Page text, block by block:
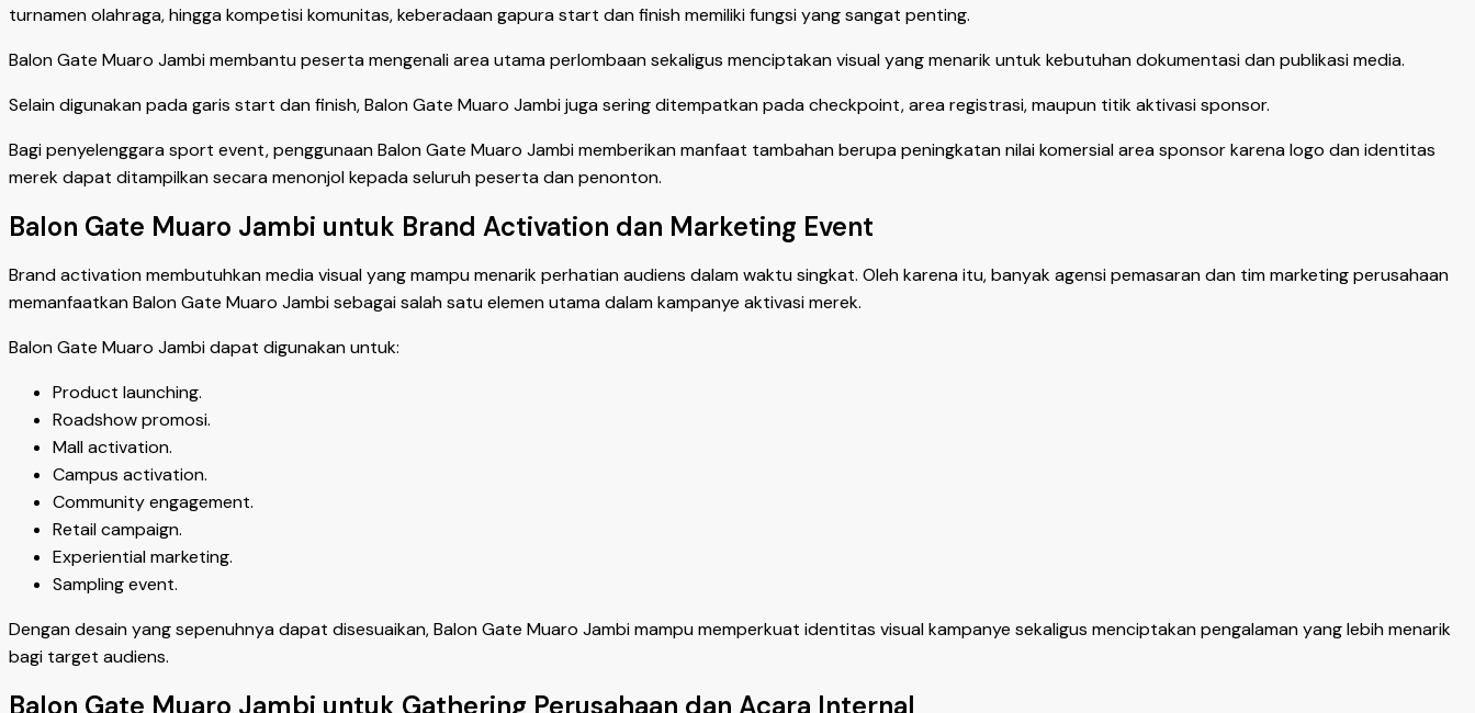
turnamen olahraga, hingga kompetisi komunitas, keberadaan gapura start dan finish memiliki fungsi yang sangat penting.
Balon Gate Muaro Jambi membantu peserta mengenali area utama perlombaan sekaligus menciptakan visual yang menarik untuk kebutuhan dokumentasi dan publikasi media.
Selain digunakan pada garis start dan finish, Balon Gate Muaro Jambi juga sering ditempatkan pada checkpoint, area registrasi, maupun titik aktivasi sponsor.
Bagi penyelenggara sport event, penggunaan Balon Gate Muaro Jambi memberikan manfaat tambahan berupa peningkatan nilai komersial area sponsor karena logo dan identitas
merek dapat ditampilkan secara menonjol kepada seluruh peserta dan penonton.
Balon Gate Muaro Jambi untuk Brand Activation dan Marketing Event
Brand activation membutuhkan media visual yang mampu menarik perhatian audiens dalam waktu singkat. Oleh karena itu, banyak agensi pemasaran dan tim marketing perusahaan
memanfaatkan Balon Gate Muaro Jambi sebagai salah satu elemen utama dalam kampanye aktivasi merek.
Balon Gate Muaro Jambi dapat digunakan untuk:
Product launching.
Roadshow promosi.
Mall activation.
Campus activation.
Community engagement.
Retail campaign.
Experiential marketing.
Sampling event.
Dengan desain yang sepenuhnya dapat disesuaikan, Balon Gate Muaro Jambi mampu memperkuat identitas visual kampanye sekaligus menciptakan pengalaman yang lebih menarik
bagi target audiens.